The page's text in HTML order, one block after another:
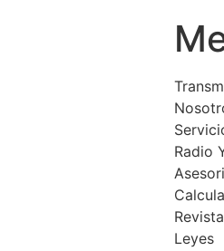
Radio
Leyes